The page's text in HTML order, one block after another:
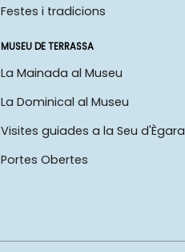
Festes i tradicions
MUSEU DE TERRASSA
La Mainada al Museu
La Dominical al Museu
Visites guiades a la Seu d'Ègara
Portes Obertes